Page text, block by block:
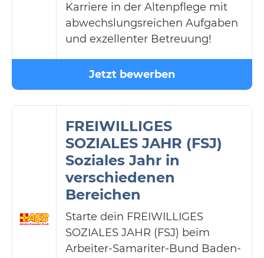
Karriere in der Altenpflege mit
abwechslungsreichen Aufgaben
und exzellenter Betreuung!
Jetzt bewerben
FREIWILLIGES
SOZIALES JAHR (FSJ)
Soziales Jahr in
verschiedenen
Bereichen
Starte dein FREIWILLIGES
SOZIALES JAHR (FSJ) beim
Arbeiter-Samariter-Bund Baden-